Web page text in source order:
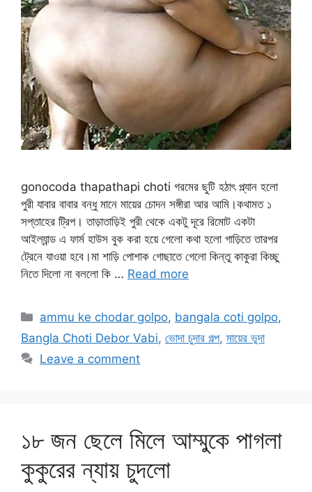
gonocoda thapathapi choti গরমের ছুটি হঠাৎ প্ল্যান হলো
পুরী যাবার বাবার বন্ধু মানে মায়ের চোদন সঙ্গীরা আর আমি।কথামত ১
সপ্তাহের ট্রিপ। তাড়াতাড়িই পুরী থেকে একটু দূরে রিমোট একটা
আইল্যান্ড এ ফার্ম হাউস বুক করা হয়ে গেলো কথা হলো গাড়িতে তারপর
ট্রেনে যাওয়া হবে।মা শাড়ি পোশাক গোছাতে গেলো কিন্তু কাকুরা কিচ্ছু
নিতে দিলো না বললো কি … Read more
Categories
ammu ke chodar golpo, bangala coti golpo,
Bangla Choti Debor Vabi, ভোদা চুদার গল্প, মায়ের ভুদা
Leave a comment
১৮ জন ছেলে মিলে আম্মুকে পাগলা
কুকুরের ন্যায় চুদলো